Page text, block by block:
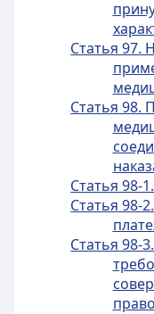
Статья 97.
Статья 98.
Статья 98-
Статья 98-
Статья 98-